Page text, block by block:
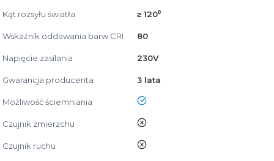
Kąt rozsyłu światła ≥ 120⁰
Wskaźnik oddawania barw CRI 80
Napięcie zasilania 230V
Gwarancja producenta 3 lata
Możliwość ściemniania tak
Czujnik zmierzchu nie
Czujnik ruchu nie